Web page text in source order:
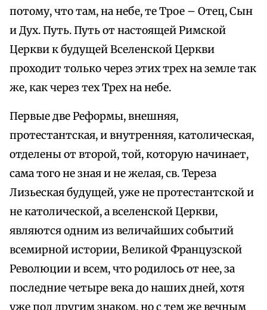
потому, что там, на небе, те Трое – Отец, Сын
и Дух. Путь. Путь от настоящей Римской
Церкви к будущей Вселенской Церкви
проходит только через этих трех на земле так
же, как через тех Трех на небе.
Первые две Реформы, внешняя,
протестантская, и внутренняя, католическая,
отделены от второй, той, которую начинает,
сама того не зная и не желая, св. Тереза
Лизьеская будущей, уже не протестантской и
не католической, а вселенской Церкви,
являются одним из величайших событий
всемирной истории, Великой Французской
Революции и всем, что родилось от нее, за
последние четыре века до наших дней, хотя
уже под другим знаком, но с тем же вечным